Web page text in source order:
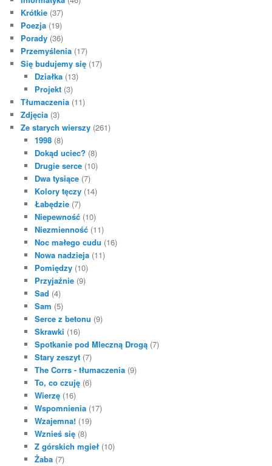
Krótkie (37)
Poezja (19)
Porady (36)
Przemyślenia (17)
Się budujemy się (17)
Działka(13)
Projekt(3)
Tłumaczenia (11)
Zdjęcia (3)
Ze starych wierszy (261)
1998(8)
Dokąd uciec? (8)
Drugie serce(10)
Dwa tysiące(7)
Kolory tęczy(14)
Łabędzie(7)
Niepewność(10)
Niezmienność(11)
Noc małego cudu (16)
Nowa nadzieja(11)
Pomiędzy(10)
Przyjaźnie(9)
Sad (4)
Sam (5)
Serce z betonu (9)
Skrawki (16)
Spotkanie pod Mleczną Drogą(7)
Stary zeszyt(7)
The Corrs - tłumaczenia(9)
To, co czuję(6)
Wierzę(16)
Wspomnienia(17)
Wzajemna!(19)
Wznieś się(8)
Z górskich mgieł(10)
Żaba(7)